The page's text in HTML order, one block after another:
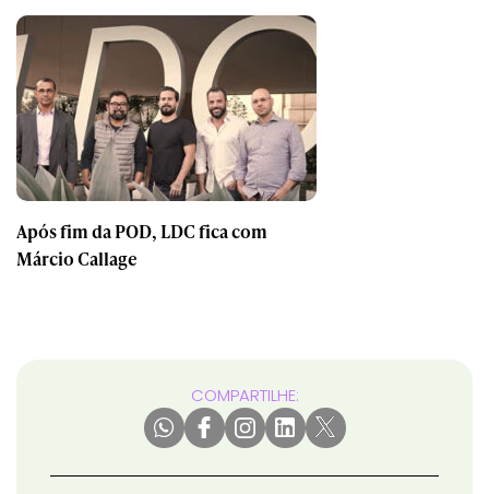
Após fim da POD, LDC fica com
Márcio Callage
COMPARTILHE: